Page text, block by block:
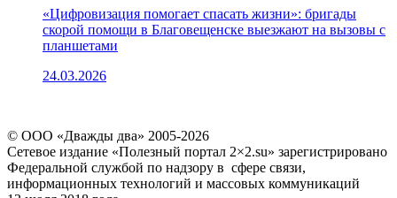
«Цифровизация помогает спасать жизни»: бригады
скорой помощи в Благовещенске выезжают на вызовы с
планшетами
24.03.2026
© ООО «Дважды два» 2005-2026
Сетевое издание «Полезный портал 2×2.su» зарегистрировано
Федеральной службой по надзору в сфере связи,
информационных технологий и массовых коммуникаций